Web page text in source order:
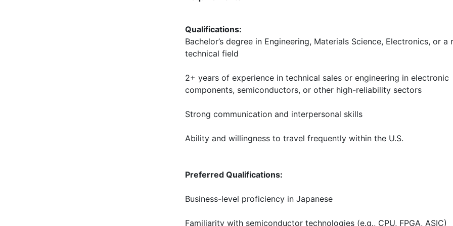
Qualifications:
Bachelor’s degree in Engineering, Materials Science, Electronics, or a
technical field
2+ years of experience in technical sales or engineering in electronic
components, semiconductors, or other high-reliability sectors
Strong communication and interpersonal skills
Ability and willingness to travel frequently within the U.S.
Preferred Qualifications:
Business-level proficiency in Japanese
Familiarity with semiconductor technologies (e.g., CPU, FPGA, ASIC)